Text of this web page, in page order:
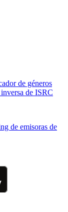
de géneros
de ISRC
de emisoras de